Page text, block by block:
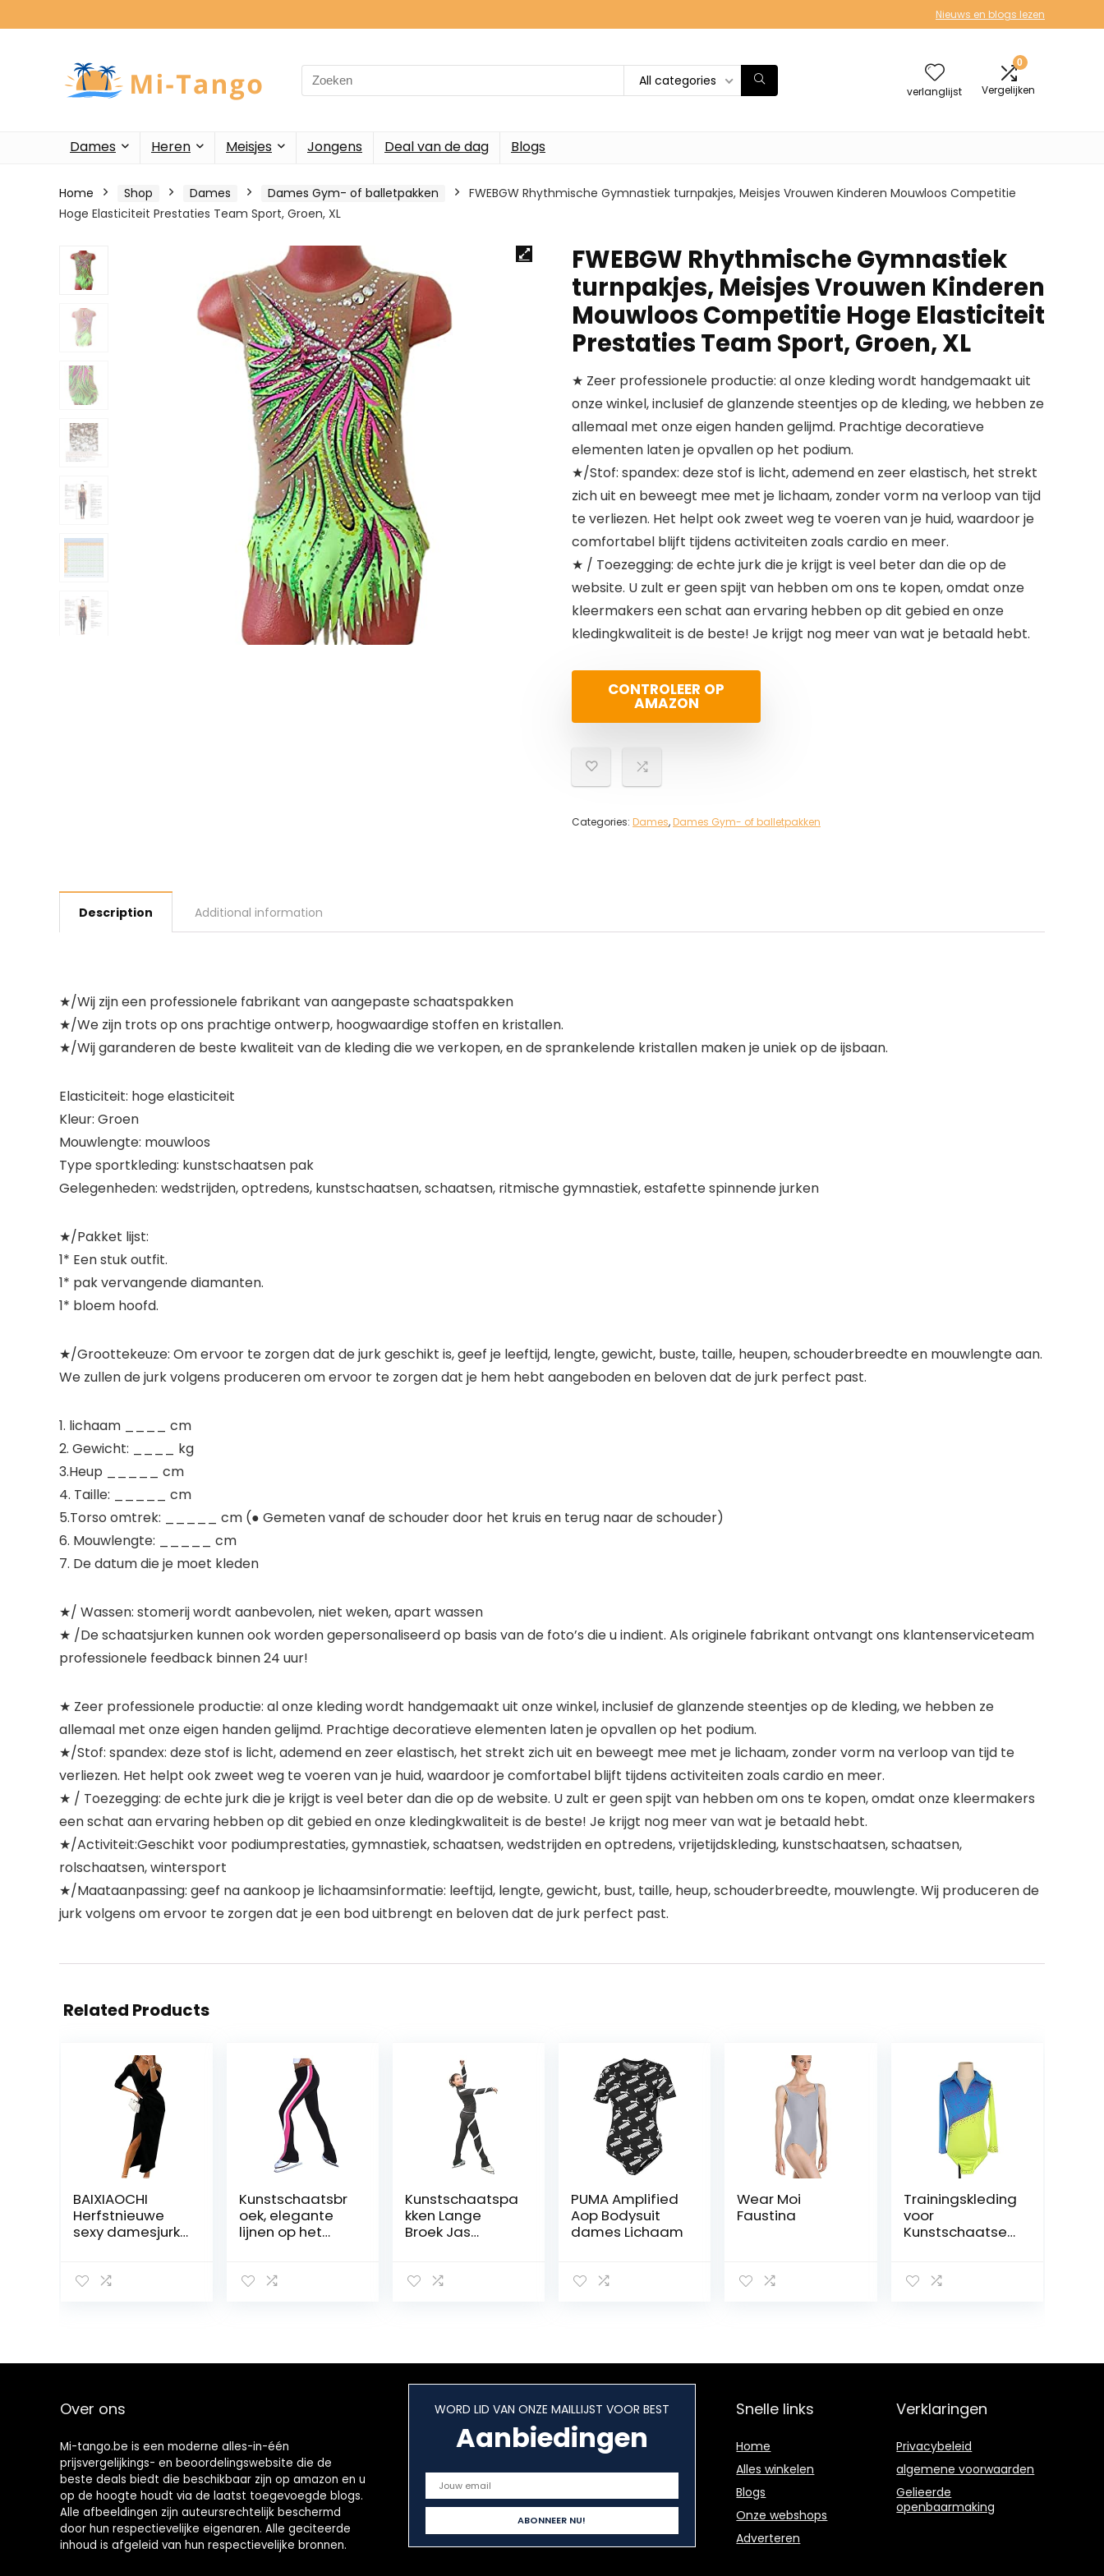
Nieuws en blogs lezen
Search
for:
All categories
verlanglijst
0
Vergelijken
Dames Heren Meisjes Jongens Deal van de dag Blogs
Home Shop Dames Dames Gym- of balletpakken
FWEBGW Rhythmische Gymnastiek turnpakjes, Meisjes Vrouwen Kinderen Mouwloos Competitie
Hoge Elasticiteit Prestaties Team Sport, Groen, XL
FWEBGW Rhythmische Gymnastiek
turnpakjes, Meisjes Vrouwen Kinderen
Mouwloos Competitie Hoge Elasticiteit
Prestaties Team Sport, Groen, XL
★ Zeer professionele productie: al onze kleding wordt handgemaakt uit
onze winkel, inclusief de glanzende steentjes op de kleding, we hebben ze
allemaal met onze eigen handen gelijmd. Prachtige decoratieve
elementen laten je opvallen op het podium.
★/Stof: spandex: deze stof is licht, ademend en zeer elastisch, het strekt
zich uit en beweegt mee met je lichaam, zonder vorm na verloop van tijd
te verliezen. Het helpt ook zweet weg te voeren van je huid, waardoor je
comfortabel blijft tijdens activiteiten zoals cardio en meer.
★ / Toezegging: de echte jurk die je krijgt is veel beter dan die op de
website. U zult er geen spijt van hebben om ons te kopen, omdat onze
kleermakers een schat aan ervaring hebben op dit gebied en onze
kledingkwaliteit is de beste! Je krijgt nog meer van wat je betaald hebt.
CONTROLEER OP
AMAZON
Categories: Dames,Dames Gym- of balletpakken
Description Additional information
★/Wij zijn een professionele fabrikant van aangepaste schaatspakken
★/We zijn trots op ons prachtige ontwerp, hoogwaardige stoffen en kristallen.
★/Wij garanderen de beste kwaliteit van de kleding die we verkopen, en de sprankelende kristallen maken je uniek op de ijsbaan.
Elasticiteit: hoge elasticiteit
Kleur: Groen
Mouwlengte: mouwloos
Type sportkleding: kunstschaatsen pak
Gelegenheden: wedstrijden, optredens, kunstschaatsen, schaatsen, ritmische gymnastiek, estafette spinnende jurken
★/Pakket lijst:
1* Een stuk outfit.
1* pak vervangende diamanten.
1* bloem hoofd.
★/Groottekeuze: Om ervoor te zorgen dat de jurk geschikt is, geef je leeftijd, lengte, gewicht, buste, taille, heupen, schouderbreedte en mouwlengte aan.
We zullen de jurk volgens produceren om ervoor te zorgen dat je hem hebt aangeboden en beloven dat de jurk perfect past.
1. lichaam ____ cm
2. Gewicht: ____ kg
3.Heup _____ cm
4. Taille: _____ cm
5.Torso omtrek: _____ cm (● Gemeten vanaf de schouder door het kruis en terug naar de schouder)
6. Mouwlengte: _____ cm
7. De datum die je moet kleden
★/ Wassen: stomerij wordt aanbevolen, niet weken, apart wassen
★ /De schaatsjurken kunnen ook worden gepersonaliseerd op basis van de foto’s die u indient. Als originele fabrikant ontvangt ons klantenserviceteam
professionele feedback binnen 24 uur!
★ Zeer professionele productie: al onze kleding wordt handgemaakt uit onze winkel, inclusief de glanzende steentjes op de kleding, we hebben ze
allemaal met onze eigen handen gelijmd. Prachtige decoratieve elementen laten je opvallen op het podium.
★/Stof: spandex: deze stof is licht, ademend en zeer elastisch, het strekt zich uit en beweegt mee met je lichaam, zonder vorm na verloop van tijd te
verliezen. Het helpt ook zweet weg te voeren van je huid, waardoor je comfortabel blijft tijdens activiteiten zoals cardio en meer.
★ / Toezegging: de echte jurk die je krijgt is veel beter dan die op de website. U zult er geen spijt van hebben om ons te kopen, omdat onze kleermakers
een schat aan ervaring hebben op dit gebied en onze kledingkwaliteit is de beste! Je krijgt nog meer van wat je betaald hebt.
★/Activiteit:Geschikt voor podiumprestaties, gymnastiek, schaatsen, wedstrijden en optredens, vrijetijdskleding, kunstschaatsen, schaatsen,
rolschaatsen, wintersport
★/Maataanpassing: geef na aankoop je lichaamsinformatie: leeftijd, lengte, gewicht, bust, taille, heup, schouderbreedte, mouwlengte. Wij produceren de
jurk volgens om ervoor te zorgen dat je een bod uitbrengt en beloven dat de jurk perfect past.
Related Products
BAIXIAOCHI
Herfstnieuwe
sexy damesjurk
splitjurk,
Kunstschaatsbr
oek, elegante
lijnen op het
stretchpanty’s
Competitieprest
Kunstschaatspa
kken Lange
Broek Jas
Outfit
Meisje
Vrouwen(Size:13
PUMA Amplified
Aop Bodysuit
dames Lichaam
Wear Moi
Faustina
Trainingskleding
voor
Kunstschaatsen
haatswedstrijd
Drilling Jacket
Over ons
Mi-tango.be is een moderne alles-in-één
prijsvergelijkings- en beoordelingswebsite die de
beste deals biedt die beschikbaar zijn op amazon en u
op de hoogte houdt via de laatst toegevoegde blogs.
Alle afbeeldingen zijn auteursrechtelijk beschermd
door hun respectievelijke eigenaren. Alle geciteerde
inhoud is afgeleid van hun respectievelijke bronnen.
WORD LID VAN ONZE MAILLIJST VOOR BEST
Aanbiedingen
Snelle links
Home
Alles winkelen
Blogs
Onze webshops
Adverteren
Verklaringen
Privacybeleid
algemene voorwaarden
Gelieerde
openbaarmaking